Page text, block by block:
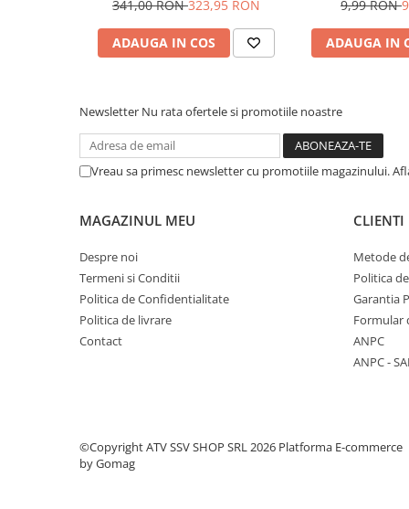
341,00 RON323,95 RON
ADAUGA IN COS
9,99 RON
ADAUGA IN
Newsletter Nu rata ofertele si promotiile noastre
Vreau sa primesc newsletter cu promotiile magazinului.
MAGAZINUL MEU
Despre noi
Termeni si Conditii
Politica de Confidentialitate
Politica de livrare
Contact
CLIENTI
Metode
Politica
Garantia
Formular
ANPC
ANPC -
©Copyright ATV SSV SHOP SRL 2026 Platforma E-commerce
by Gomag